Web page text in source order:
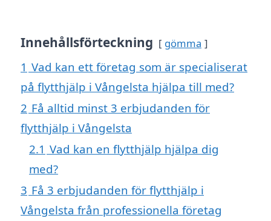
Innehållsförteckning gömma
1 Vad kan ett företag som är specialiserat
på flytthjälp i Vångelsta hjälpa till med?
2 Få alltid minst 3 erbjudanden för
flytthjälp i Vångelsta
2.1 Vad kan en flytthjälp hjälpa dig
med?
3 Få 3 erbjudanden för flytthjälp i
Vångelsta från professionella företag